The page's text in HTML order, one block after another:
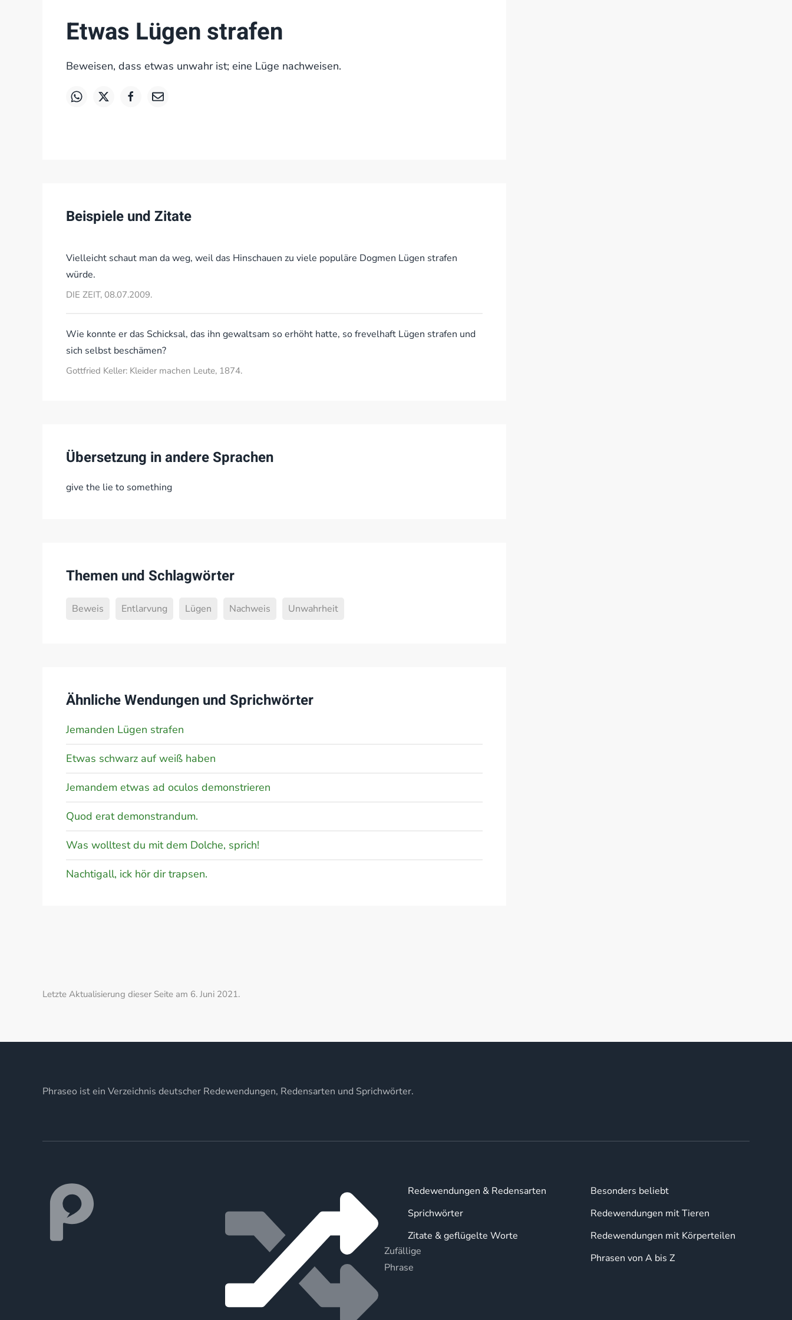
Etwas Lügen strafen
Beweisen, dass etwas unwahr ist; eine Lüge nachweisen.
Beispiele und Zitate
Vielleicht schaut man da weg, weil das Hinschauen zu viele populäre Dogmen Lügen strafen
würde.
DIE ZEIT, 08.07.2009.
Wie konnte er das Schicksal, das ihn gewaltsam so erhöht hatte, so frevelhaft Lügen strafen und
sich selbst beschämen?
Gottfried Keller: Kleider machen Leute, 1874.
Übersetzung in andere Sprachen
give the lie to something
Themen und Schlagwörter
Beweis Entlarvung Lügen Nachweis Unwahrheit
Ähnliche Wendungen und Sprichwörter
Jemanden Lügen strafen
Etwas schwarz auf weiß haben
Jemandem etwas ad oculos demonstrieren
Quod erat demonstrandum.
Was wolltest du mit dem Dolche, sprich!
Nachtigall, ick hör dir trapsen.
Letzte Aktualisierung dieser Seite am 6. Juni 2021.
Phraseo ist ein Verzeichnis deutscher Redewendungen, Redensarten und Sprichwörter.
Zufällige
Phrase
Redewendungen & Redensarten
Sprichwörter
Zitate & geflügelte Worte
Besonders beliebt
Redewendungen mit Tieren
Redewendungen mit Körperteilen
Phrasen von A bis Z